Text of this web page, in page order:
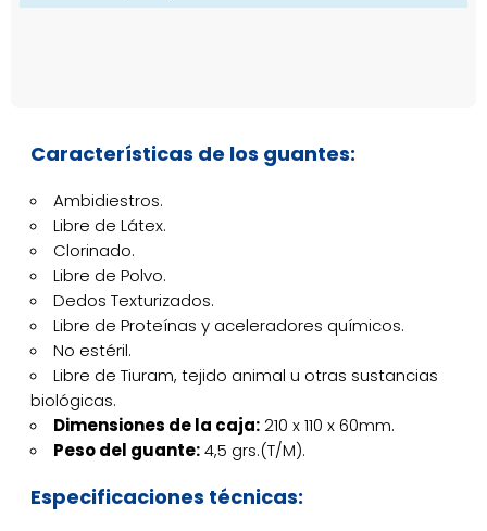
Características de los guantes:
Ambidiestros.
Libre de Látex.
Clorinado.
Libre de Polvo.
Dedos Texturizados.
Libre de Proteínas y aceleradores químicos.
No estéril.
Libre de Tiuram, tejido animal u otras sustancias
biológicas.
Dimensiones de la caja:210 x 110 x 60mm.
Peso del guante:4,5 grs.(T/M).
Especificaciones técnicas: